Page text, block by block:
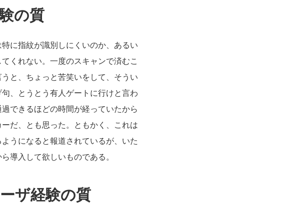
の質
に指紋が識別しにくいのか、あるい
くれない。一度のスキャンで済むこ
と、ちょっと苦笑いをして、そうい
、とうとう有人ゲートに行けと言わ
できるほどの時間が経っていたから
だ、とも思った。ともかく、これは
うになると報道されているが、いた
導入して欲しいものである。
ザ経験の質